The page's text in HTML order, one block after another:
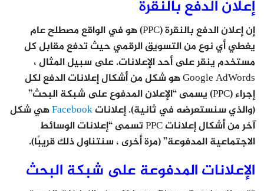
إعلان الدفع بالنقرة
إن إعلان الدفع بالنقرة (PPC) هو في الواقع مصطلح عام
يغطي أي نوع من التسويق الرقمي حيث تدفع مقابل كل
مستخدم ينقر على أحد الإعلانات. على سبيل المثال ،
Google AdWords هو شكل من أشكال إعلانات الدفع لكل
إجراء (PPC) يسمى “الإعلان المدفوع على شبكة البحث”
(والذي سنستعرضه في ثانية). إعلانات
هي شكل
آخر من أشكال إعلانات PPC تسمى “إعلانات الوسائط
الاجتماعية المدفوعة” (مرة أخرى ، سنتناول ذلك قريبًا).
الإعلانات المدفوعة على شبكة البحث